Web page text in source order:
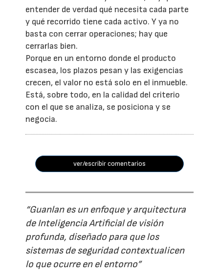
entender de verdad qué necesita cada parte
y qué recorrido tiene cada activo. Y ya no
basta con cerrar operaciones; hay que
cerrarlas bien.
Porque en un entorno donde el producto
escasea, los plazos pesan y las exigencias
crecen, el valor no está solo en el inmueble.
Está, sobre todo, en la calidad del criterio
con el que se analiza, se posiciona y se
negocia.
ver/escribir comentarios
“Guanlan es un enfoque y arquitectura
de Inteligencia Artificial de visión
profunda, diseñado para que los
sistemas de seguridad contextualicen
lo que ocurre en el entorno”